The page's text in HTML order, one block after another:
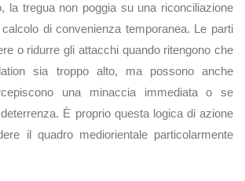
la tregua non poggia su una riconciliazione
di convenienza temporanea. Le parti
o ridurre gli attacchi quando ritengono che
sia troppo alto, ma possono anche
una minaccia immediata o se
È proprio questa logica di azione
il quadro mediorientale particolarmente